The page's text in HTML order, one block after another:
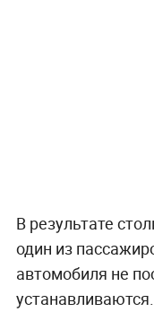
В результате
один из
автомобиля не
устанавливаются.